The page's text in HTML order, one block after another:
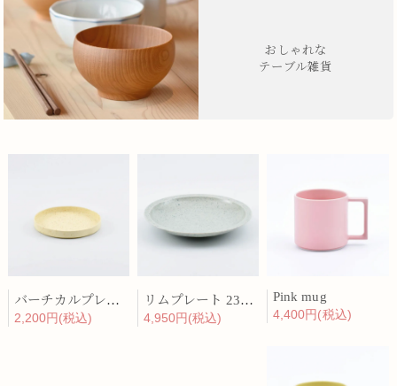
おしゃれな
テーブル雑貨
バーチカルプレート 15cm 化粧土
2,200円(税込)
リムプレート 23cm 呉須散
4,950円(税込)
Pink mug
4,400円(税込)